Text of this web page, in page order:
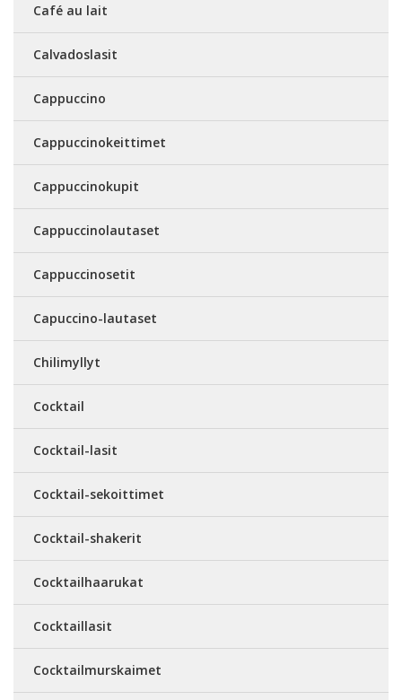
Café au lait
Calvadoslasit
Cappuccino
Cappuccinokeittimet
Cappuccinokupit
Cappuccinolautaset
Cappuccinosetit
Capuccino-lautaset
Chilimyllyt
Cocktail
Cocktail-lasit
Cocktail-sekoittimet
Cocktail-shakerit
Cocktailhaarukat
Cocktaillasit
Cocktailmurskaimet